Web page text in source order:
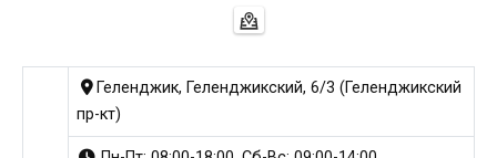
Геленджик, Геленджикский, 6/3 (Геленджикский
пр-кт)